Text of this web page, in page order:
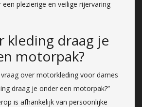
plezierige en veilige rijervaring
kleding draag je
motorpak?
vraag over motorkleding voor dames
draag je onder een motorpak?”
is afhankelijk van persoonlijke